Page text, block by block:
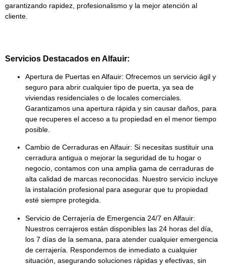
garantizando rapidez, profesionalismo y la mejor atención al
cliente.
Servicios Destacados en Alfauir:
Apertura de Puertas en Alfauir: Ofrecemos un servicio ágil y
seguro para abrir cualquier tipo de puerta, ya sea de
viviendas residenciales o de locales comerciales
Garantizamos una apertura rápida y sin causar daños, para
que recuperes el acceso a tu propiedad en el menor tiempo
posible.
Cambio de Cerraduras en Alfauir: Si necesitas sustituir una
cerradura antigua o mejorar la seguridad de tu hogar o
negocio, contamos con una amplia gama de cerraduras de
alta calidad de marcas reconocidas. Nuestro servicio incluye
la instalación profesional para asegurar que tu propiedad
esté siempre protegida.
Servicio de Cerrajería de Emergencia 24/7 en Alfauir:
Nuestros cerrajeros están disponibles las 24 horas del día,
los 7 días de la semana , para atender cualquier emergencia
de cerrajería. Respondemos de inmediato a cualquier
situación, asegurando soluciones rápidas y efectivas, sin